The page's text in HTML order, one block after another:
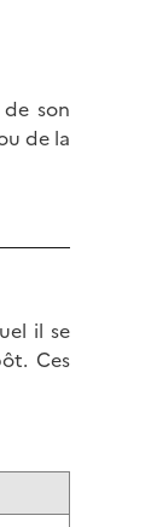
son
de la
il se
Ces